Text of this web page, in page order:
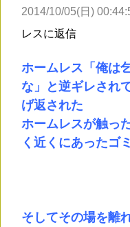
2014/10/05(日)
レスに返信
ホームレス「俺は
な」と逆ギレされ
げ返された
ホームレスが触っ
く近くにあったゴ
そしてその場を離